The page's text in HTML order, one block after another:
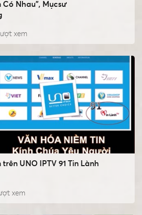
Có Nhau”, Mụcsư
xem
UNO IPTV 91 Tin Lành
xem